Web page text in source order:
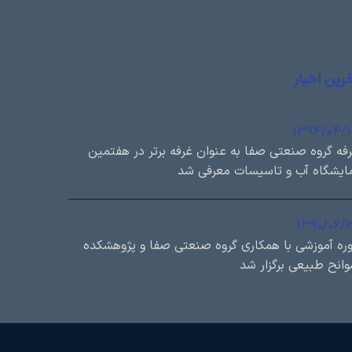
اخبار
1394/04/
گروه صنعتی صفا به عنوان غرفه برتر در هفتمین
آب و تاسیسات معرفی شد
1390/06/
آموزشی با همكاري گروه صنعتی صفا و پژوهشكده
طبيعی برگزار شد